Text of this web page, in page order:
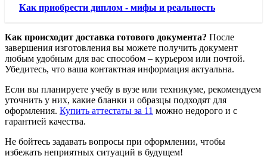
Как приобрести диплом - мифы и реальность
Как происходит доставка готового документа? После
завершения изготовления вы можете получить документ
любым удобным для вас способом – курьером или почтой.
Убедитесь, что ваша контактная информация актуальна.
Если вы планируете учебу в вузе или техникуме, рекомендуем
уточнить у них, какие бланки и образцы подходят для
оформления. Купить аттестаты за 11 можно недорого и с
гарантией качества.
Не бойтесь задавать вопросы при оформлении, чтобы
избежать неприятных ситуаций в будущем!